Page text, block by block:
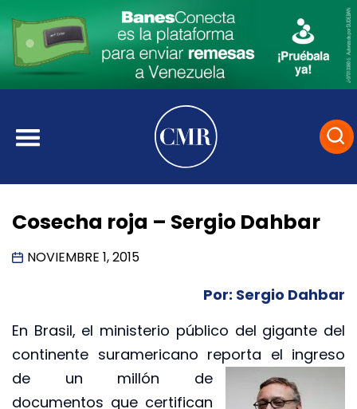
Cosecha roja – Sergio Dahbar
NOVIEMBRE 1, 2015
Por: Sergio Dahbar
En Brasil, el ministerio público del gigante del
continente suramericano reporta el ingreso
de un millón de
documentos que certifican